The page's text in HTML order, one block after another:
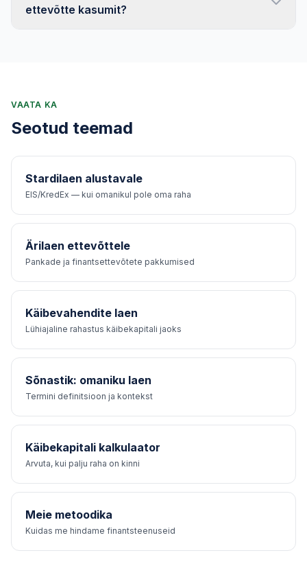
muudaa laen omakapitaliks (osakapitali suurendamine
ettevõtte kasumit?
VAATA KA
Seotud teemad
Stardilaen alustavale
EIS/KredEx — kui omanikul pole oma raha
Ärilaen ettevõttele
Pankade ja finantsettevõtete pakkumised
Käibevahendite laen
Lühiajaline rahastus käibekapitali jaoks
Sõnastik: omaniku laen
Termini definitsioon ja kontekst
Käibekapitali kalkulaator
Arvuta, kui palju raha on kinni
Meie metoodika
Kuidas me hindame finantsteenuseid